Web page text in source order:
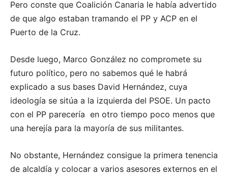
Pero conste que Coalición Canaria le había advertido
de que algo estaban tramando el PP y ACP en el
Puerto de la Cruz.
Desde luego, Marco González no compromete su
futuro político, pero no sabemos qué le habrá
explicado a sus bases David Hernández, cuya
ideología se sitúa a la izquierda del PSOE. Un pacto
con el PP parecería en otro tiempo poco menos que
una herejía para la mayoría de sus militantes.
No obstante, Hernández consigue la primera tenencia
de alcaldía y colocar a varios asesores externos en el